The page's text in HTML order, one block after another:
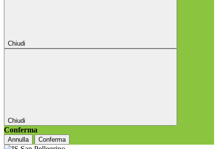
Chiudi
Chiudi
Conferma
Annulla Conferma